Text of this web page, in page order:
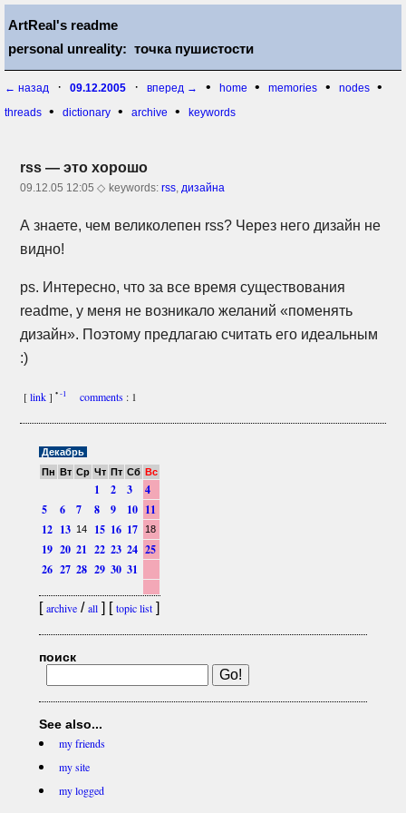
ArtReal's readme
personal unreality: точка пушистости
← назад · 09.12.2005 · вперед → • home • memories • nodes •
threads • dictionary • archive • keywords
rss — это хорошо
09.12.05 12:05 ◇ keywords:rss дизайна
А знаете, чем великолепен rss? Через него дизайн не
видно!
ps. Интересно, что за все время существования
readme, у меня не возникало желаний «поменять
дизайн». Поэтому предлагаю считать его идеальным
:)
[link]•-1 comments : 1
Декабрь
Пн Вт Ср Чт Пт Сб Вс
1 2 3
4
5
6 7 8 9 10 11
12 13 14 15 16 17 18
19 20 21 22 23 24 25
26 27 28 29 30 31
[archive/all] [topic list]
поиск
See also...
my friends
my site
my logged